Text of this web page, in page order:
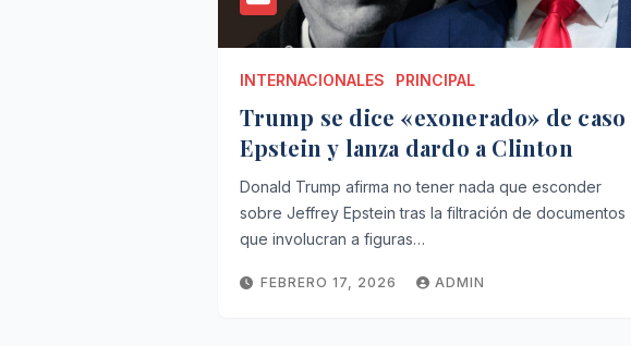
INTERNACIONALES PRINCIPAL
Trump se dice «exonerado» de caso
Epstein y lanza dardo a Clinton
Donald Trump afirma no tener nada que esconder
sobre Jeffrey Epstein tras la filtración de documentos
que involucran a figuras…
FEBRERO 17, 2026 ADMIN